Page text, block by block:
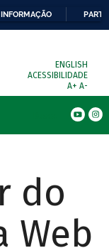
ENGLISH
ACESSIBILIDADE
A+ A-
do
Web